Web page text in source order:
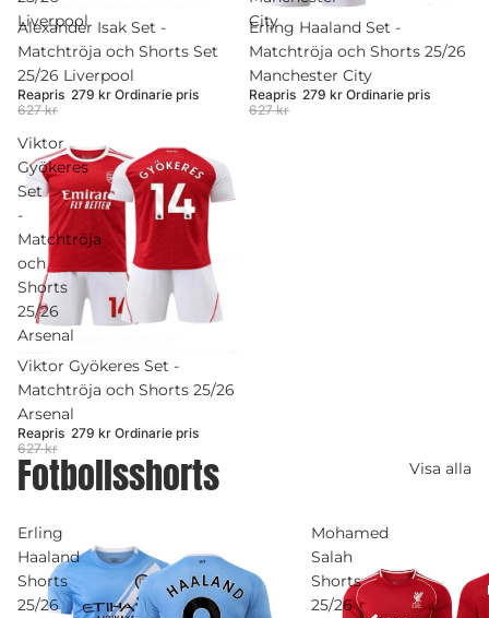
Liverpool
Rea
Alexander Isak Set -
Matchtröja och Shorts Set
25/26 Liverpool
Reapris 279 kr Ordinarie pris
627 kr
City
Rea
Erling Haaland Set -
Matchtröja och Shorts 25/26
Manchester City
Reapris 279 kr Ordinarie pris
627 kr
Viktor
Gyökeres
Set
-
Matchtröja
och
Shorts
25/26
Arsenal
Rea
Viktor Gyökeres Set -
Matchtröja och Shorts 25/26
Arsenal
Reapris 279 kr Ordinarie pris
627 kr
Fotbollsshorts Visa alla
Erling
Haaland
Shorts
25/26
Mohamed
Salah
Shorts
25/26